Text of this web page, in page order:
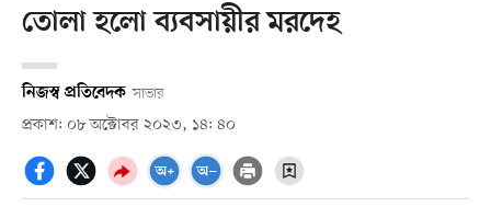
তোলা হলো ব্যবসায়ীর মরদেহ
নিজস্ব প্রতিবেদক সাভার
প্রকাশ: ০৮ অক্টোবর ২০২৩, ১৪: ৪০